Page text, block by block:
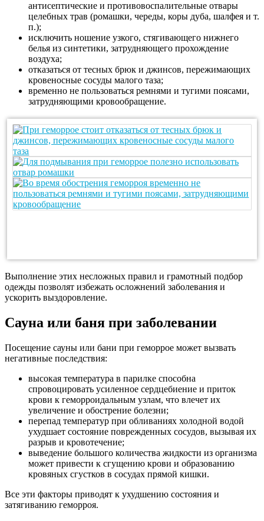
антисептические и противовоспалительные отвары
целебных трав (ромашки, череды, коры дуба, шалфея и т.
п.);
исключить ношение узкого, стягивающего нижнего
белья из синтетики, затрудняющего прохождение
воздуха;
отказаться от тесных брюк и джинсов, пережимающих
кровеносные сосуды малого таза;
временно не пользоваться ремнями и тугими поясами,
затрудняющими кровообращение.
Выполнение этих несложных правил и грамотный подбор
одежды позволят избежать осложнений заболевания и
ускорить выздоровление.
Сауна или баня при заболевании
Посещение сауны или бани при геморрое может вызвать
негативные последствия:
высокая температура в парилке способна
спровоцировать усиленное сердцебиение и приток
крови к геморроидальным узлам, что влечет их
увеличение и обострение болезни;
перепад температур при обливаниях холодной водой
ухудшает состояние поврежденных сосудов, вызывая их
разрыв и кровотечение;
выведение большого количества жидкости из организма
может привести к сгущению крови и образованию
кровяных сгустков в сосудах прямой кишки.
Все эти факторы приводят к ухудшению состояния и
затягиванию геморроя.